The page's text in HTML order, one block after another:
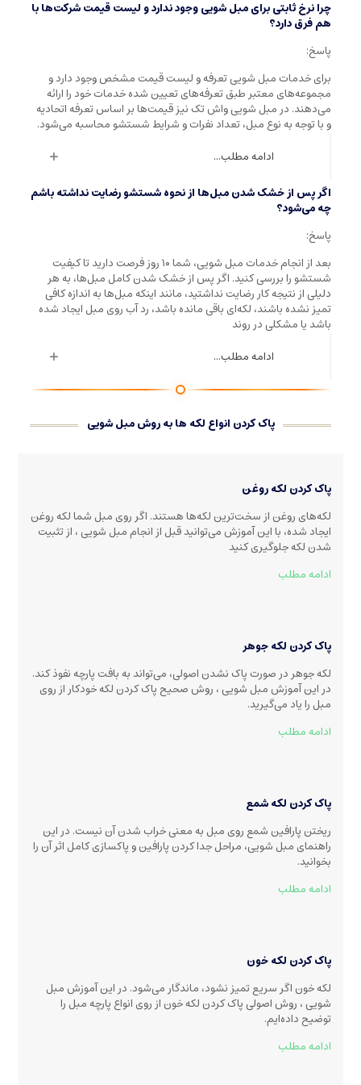
چرا نرخ ثابتی برای مبل شویی وجود ندارد و لیست قیمت شرکت‌ها با
هم فرق دارد؟
پاسخ:
برای خدمات مبل شویی تعرفه و لیست قیمت مشخص وجود دارد و
مجموعه‌های معتبر طبق تعرفه‌های تعیین شده خدمات خود را ارائه
می‌دهند. در مبل شویی واش تک نیز قیمت‌ها بر اساس تعرفه اتحادیه
و با توجه به نوع مبل، تعداد نفرات و شرایط شستشو محاسبه می‌شود.
ادامه مطلب...
اگر پس از خشک شدن مبل‌ها از نحوه شستشو رضایت نداشته باشم
چه می‌شود؟
پاسخ:
بعد از انجام خدمات مبل شویی، شما ۱۰ روز فرصت دارید تا کیفیت
شستشو را بررسی کنید. اگر پس از خشک شدن کامل مبل‌ها، به هر
دلیلی از نتیجه کار رضایت نداشتید، مانند اینکه مبل‌ها به اندازه کافی
تمیز نشده باشند، لکه‌ای باقی مانده باشد، رد آب روی مبل ایجاد شده
باشد یا مشکلی در روند
ادامه مطلب...
پاک کردن انواع لکه ها به روش مبل شویی
پاک کردن لکه روغن
لکه‌های روغن از سخت‌ترین لکه‌ها هستند. اگر روی مبل شما لکه روغن
ایجاد شده، با این آموزش می‌توانید قبل از انجام مبل شویی ، از تثبیت
شدن لکه جلوگیری کنید
ادامه مطلب
پاک کردن لکه جوهر
لکه جوهر در صورت پاک نشدن اصولی، می‌تواند به بافت پارچه نفوذ کند.
در این آموزش مبل شویی ، روش صحیح پاک کردن لکه خودکار از روی
مبل را یاد می‌گیرید.
ادامه مطلب
پاک کردن لکه شمع
ریختن پارافین شمع روی مبل به معنی خراب شدن آن نیست. در این
راهنمای مبل شویی، مراحل جدا کردن پارافین و پاکسازی کامل اثر آن را
بخوانید.
ادامه مطلب
پاک کردن لکه خون
لکه خون اگر سریع تمیز نشود، ماندگار می‌شود. در این آموزش مبل
شویی ، روش اصولی پاک کردن لکه خون از روی انواع پارچه مبل را
توضیح داده‌ایم.
ادامه مطلب